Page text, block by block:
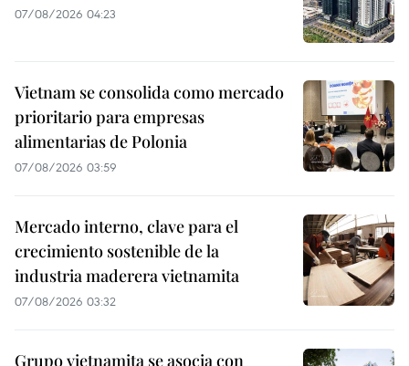
07/08/2026 04:23
Vietnam se consolida como mercado
prioritario para empresas
alimentarias de Polonia
07/08/2026 03:59
Mercado interno, clave para el
crecimiento sostenible de la
industria maderera vietnamita
07/08/2026 03:32
Grupo vietnamita se asocia con